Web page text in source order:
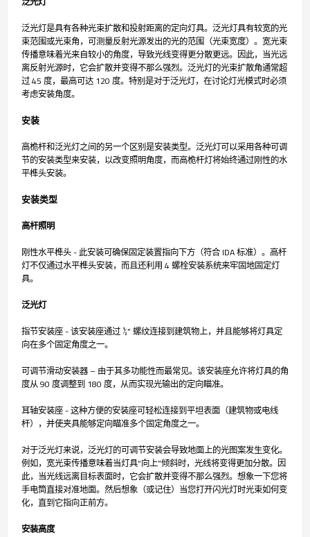
泛光灯是具有各种光束扩散和投射距离的定向灯具。泛光灯具有较宽的光
束范围或光束角，可测量反射光源发出的光的范围（光束宽度）。宽光束
传播意味着光来自较小的角度，导致光线变得更分散更远。因此，当光远
离反射光源时，它会扩散并变得不那么强烈。泛光灯的光束扩散角通常超
过 45 度，最高可达 120 度。特别是对于泛光灯，在讨论灯光模式时必须
考虑安装角度。
安装
高桅杆和泛光灯之间的另一个区别是安装类型。泛光灯可以采用各种可调
节的安装类型来安装，以改变照明角度，而高桅杆灯将始终通过刚性的水
平榫头安装。
安装类型
高杆照明
刚性水平榫头 - 此安装可确保固定装置指向下方（符合 IDA 标准）。高杆
灯不仅通过水平榫头安装，而且还利用 4 螺栓安装系统来牢固地固定灯
具。
泛光灯
指节安装座 - 该安装座通过 ½” 螺纹连接到建筑物上，并且能够将灯具定
向在多个固定角度之一。
可调节滑动安装器 – 由于其多功能性而最常见。该安装座允许将灯具的角
度从 90 度调整到 180 度，从而实现光输出的定向瞄准。
耳轴安装座 - 这种方便的安装座可轻松连接到平坦表面（建筑物或电线
杆），并使夹具能够定向瞄准多个固定角度之一。
对于泛光灯来说，泛光灯的可调节安装会导致地面上的光图案发生变化。
例如，宽光束传播意味着当灯具“向上”倾斜时，光线将变得更加分散。因
此，当光线远离目标表面时，它会扩散并变得不那么强烈。想象一下您将
手电筒直接对准地面。然后想象（或记住）当您打开闪光灯时光束如何变
化，直到它指向正前方。
安装高度